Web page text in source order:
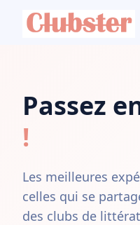
Passez
!
Les meilleures
celles qui se
des clubs de